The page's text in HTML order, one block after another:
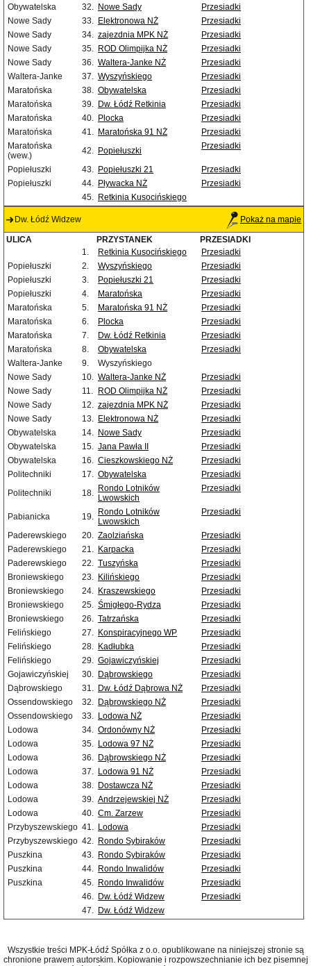
Obywatelska
32. Nowe Sady
Przesiadki
Nowe Sady
33. Elektronowa NŻ
Przesiadki
Nowe Sady
34. zajezdnia MPK NŻ
Przesiadki
Nowe Sady
35. ROD Olimpijka NŻ
Przesiadki
Nowe Sady
36. Waltera-Janke NŻ
Przesiadki
Waltera-Janke
37. Wyszyńskiego
Przesiadki
Maratońska
38. Obywatelska
Przesiadki
Maratońska
39. Dw. Łódź Retkinia
Przesiadki
Maratońska
40. Plocka
Przesiadki
Maratońska
41. Maratońska 91 NŻ
Przesiadki
Maratońska
(wew.)
42. Popiełuszki Przesiadki
Popiełuszki 43. Popiełuszki 21
Przesiadki
Popiełuszki
44. Pływacka NŻ
Przesiadki
45. Retkinia Kusocińskiego
Dw. Łódź Widzew Pokaż na mapie
ULICA PRZYSTANEK
PRZESIADKI
1.
Retkinia Kusocińskiego
Przesiadki
Popiełuszki
2. Wyszyńskiego
Przesiadki
Popiełuszki
3. Popiełuszki 21
Przesiadki
Popiełuszki
4. Maratońska
Przesiadki
Maratońska
5. Maratońska 91 NŻ
Przesiadki
Maratońska
6. Plocka
Przesiadki
Maratońska
7. Dw. Łódź Retkinia
Przesiadki
Maratońska
8. Obywatelska
Przesiadki
Waltera-Janke
9.
Wyszyńskiego
Nowe Sady
10. Waltera-Janke NŻ
Przesiadki
Nowe Sady
11. ROD Olimpijka NŻ
Przesiadki
Nowe Sady
12. zajezdnia MPK NŻ
Przesiadki
Nowe Sady
13. Elektronowa NŻ
Przesiadki
Obywatelska
14. Nowe Sady
Przesiadki
Obywatelska
15. Jana Pawła II
Przesiadki
Obywatelska
16. Cieszkowskiego NŻ
Przesiadki
Politechniki
17. Obywatelska
Przesiadki
Politechniki
18. Rondo Lotników
Lwowskich
Przesiadki
Pabianicka 19. Rondo Lotników
Lwowskich
Przesiadki
Paderewskiego 20. Zaolziańska
Przesiadki
Paderewskiego
21. Karpacka
Przesiadki
Paderewskiego
22. Tuszyńska
Przesiadki
Broniewskiego
23. Kilińskiego
Przesiadki
Broniewskiego
24. Kraszewskiego
Przesiadki
Broniewskiego
25. Śmigłego-Rydza
Przesiadki
Broniewskiego
26. Tatrzańska
Przesiadki
Felińskiego
27. Konspiracyjnego WP
Przesiadki
Felińskiego
28. Kadłubka
Przesiadki
Felińskiego
29. Gojawiczyńskiej
Przesiadki
Gojawiczyńskiej
30. Dąbrowskiego
Przesiadki
Dąbrowskiego
31. Dw. Łódź Dąbrowa NŻ
Przesiadki
Ossendowskiego
32. Dąbrowskiego NŻ
Przesiadki
Ossendowskiego
33. Lodowa NŻ
Przesiadki
Lodowa
34. Ordonówny NŻ
Przesiadki
Lodowa
35. Lodowa 97 NŻ
Przesiadki
Lodowa
36. Dąbrowskiego NŻ
Przesiadki
Lodowa
37. Lodowa 91 NŻ
Przesiadki
Lodowa
38. Dostawcza NŻ
Przesiadki
Lodowa
39. Andrzejewskiej NŻ
Przesiadki
Lodowa
40. Cm. Zarzew
Przesiadki
Przybyszewskiego 41. Lodowa
Przesiadki
Przybyszewskiego 42. Rondo Sybiraków
Przesiadki
Puszkina
43. Rondo Sybiraków
Przesiadki
Puszkina
44. Rondo Inwalidów
Przesiadki
Puszkina
45. Rondo Inwalidów
Przesiadki
46. Dw. Łódź Widzew
Przesiadki
47. Dw. Łódź Widzew
Wszystkie treści MPK-Łódź Spółka z o.o. opublikowane na niniejszej stronie są
chronione prawem autorskim. Kopiowanie i rozpowszechnianie ich bez pisemnej